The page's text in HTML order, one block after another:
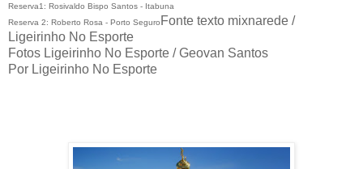
Reserva1: Rosivaldo Bispo Santos - Itabuna
Reserva 2: Roberto Rosa - Porto Seguro Fonte texto mixnarede /
Ligeirinho No Esporte
Fotos Ligeirinho No Esporte / Geovan Santos
Por Ligeirinho No Esporte